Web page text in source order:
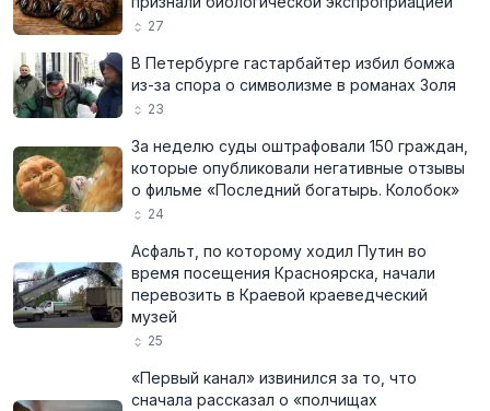
27
В Петербурге гастарбайтер избил бомжа
из-за спора о символизме в романах Золя
23
За неделю суды оштрафовали 150 граждан,
которые опубликовали негативные отзывы
о фильме «Последний богатырь. Колобок»
24
Асфальт, по которому ходил Путин во
время посещения Красноярска, начали
перевозить в Краевой краеведческий
музей
25
«Первый канал» извинился за то, что
сначала рассказал о «полчищах